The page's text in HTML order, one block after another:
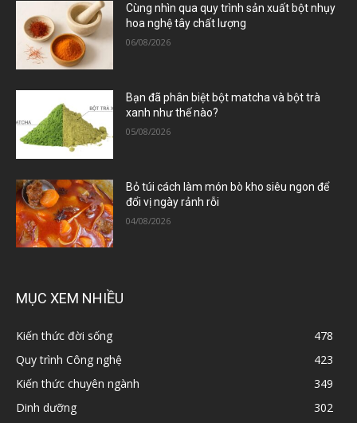
Cùng nhìn qua quy trình sản xuất bột nhụy
hoa nghệ tây chất lượng
06/08/2026
Bạn đã phân biệt bột matcha và bột trà
xanh như thế nào?
05/08/2026
Bỏ túi cách làm món bò kho siêu ngon để
đổi vị ngày rảnh rỗi
04/08/2026
MỤC XEM NHIỀU
Kiến thức đời sống
478
Quy trình Công nghệ
423
Kiến thức chuyên ngành
349
Dinh dưỡng
302